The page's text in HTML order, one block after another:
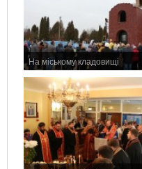
На міському кладовищі